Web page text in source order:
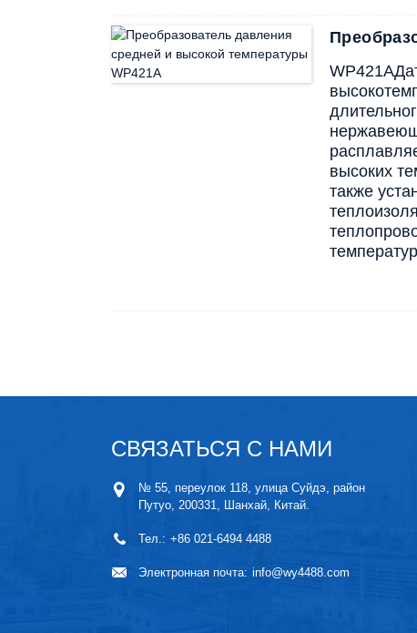
WP421А
высоких
также
СВЯЗАТЬСЯ С НАМИ
№ 55, переулок 118, улица Суйдэ, район
Путуо, 200331, Шанхай, Китай.
Тел.: +86 021-6494 4488
Электронная почта: info@wy4488.com